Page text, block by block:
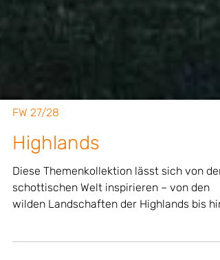
FW 27/28
Highlands